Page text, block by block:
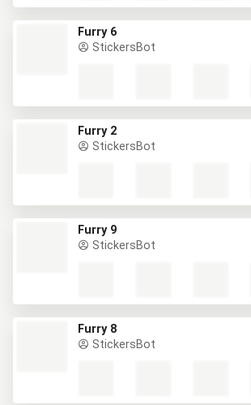
Furry 6
StickersBot
Furry 2
StickersBot
Furry 9
StickersBot
Furry 8
StickersBot